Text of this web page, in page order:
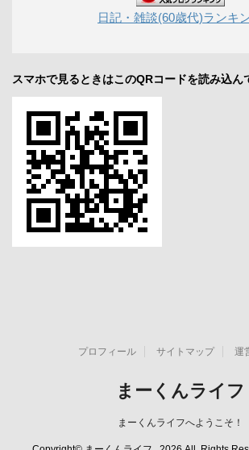
日記・雑談(60歳代)ランキ
スマホで見るときはこのQRコードを読み込ん
プロフィール サイトマップ 運
まーくんライフ
まーくんライフへようこそ！